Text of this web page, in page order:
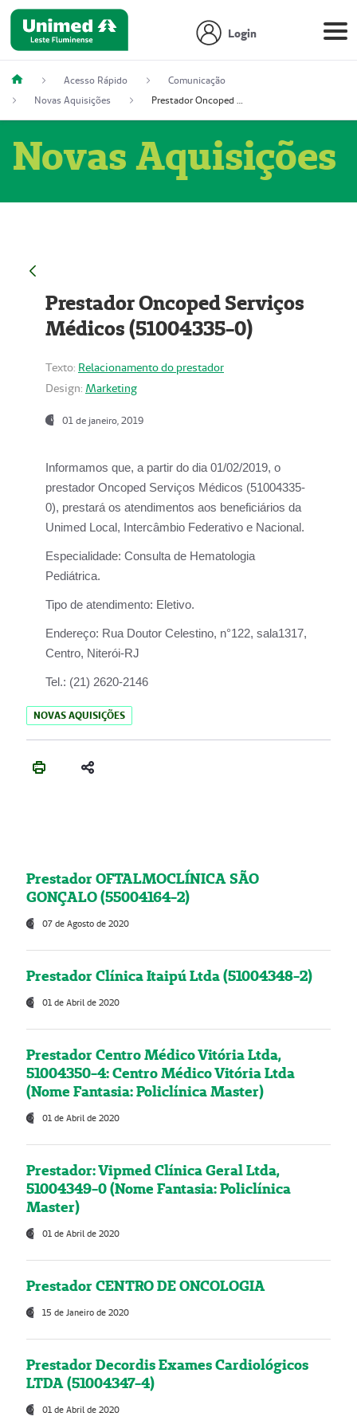
Login
Acesso Rápido
Comunicação
Novas Aquisições
Prestador Oncoped Serviços Médicos (51004335-0)
Novas Aquisições
Prestador Oncoped Serviços
Médicos (51004335-0)
Texto: Relacionamento do prestador
Design: Marketing
01 de janeiro, 2019
Informamos que, a partir do dia 01/02/2019, o
prestador Oncoped Serviços Médicos (51004335-
0), prestará os atendimentos aos beneficiários da
Unimed Local, Intercâmbio Federativo e Nacional.
Especialidade: Consulta de Hematologia
Pediátrica.
Tipo de atendimento: Eletivo.
Endereço: Rua Doutor Celestino, n°122, sala1317,
Centro, Niterói-RJ
Tel.: (21) 2620-2146
NOVAS AQUISIÇÕES
Prestador OFTALMOCLÍNICA SÃO
GONÇALO (55004164-2)
07 de Agosto de 2020
Prestador Clínica Itaipú Ltda (51004348-2)
01 de Abril de 2020
Prestador Centro Médico Vitória Ltda,
51004350-4: Centro Médico Vitória Ltda
(Nome Fantasia: Policlínica Master)
01 de Abril de 2020
Prestador: Vipmed Clínica Geral Ltda,
51004349-0 (Nome Fantasia: Policlínica
Master)
01 de Abril de 2020
Prestador CENTRO DE ONCOLOGIA
15 de Janeiro de 2020
Prestador Decordis Exames Cardiológicos
LTDA (51004347-4)
01 de Abril de 2020